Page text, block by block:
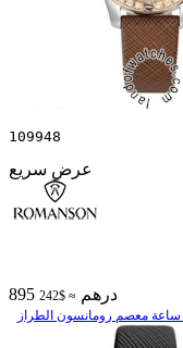
109948
عرض سريع
895 درهم ≈ $242